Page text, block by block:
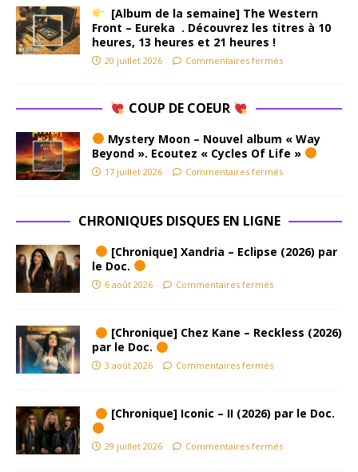
[Album de la semaine] The Western
Front – Eureka . Découvrez les titres à 10
heures, 13 heures et 21 heures !
20 juillet 2026 Commentaires fermés
COUP DE COEUR
Mystery Moon – Nouvel album « Way
Beyond ». Ecoutez « Cycles Of Life »
17 juillet 2026 Commentaires fermés
CHRONIQUES DISQUES EN LIGNE
[Chronique] Xandria – Eclipse (2026) par
le Doc.
6 août 2026 Commentaires fermés
[Chronique] Chez Kane – Reckless (2026)
par le Doc.
3 août 2026 Commentaires fermés
[Chronique] Iconic – II (2026) par le Doc.
29 juillet 2026 Commentaires fermés